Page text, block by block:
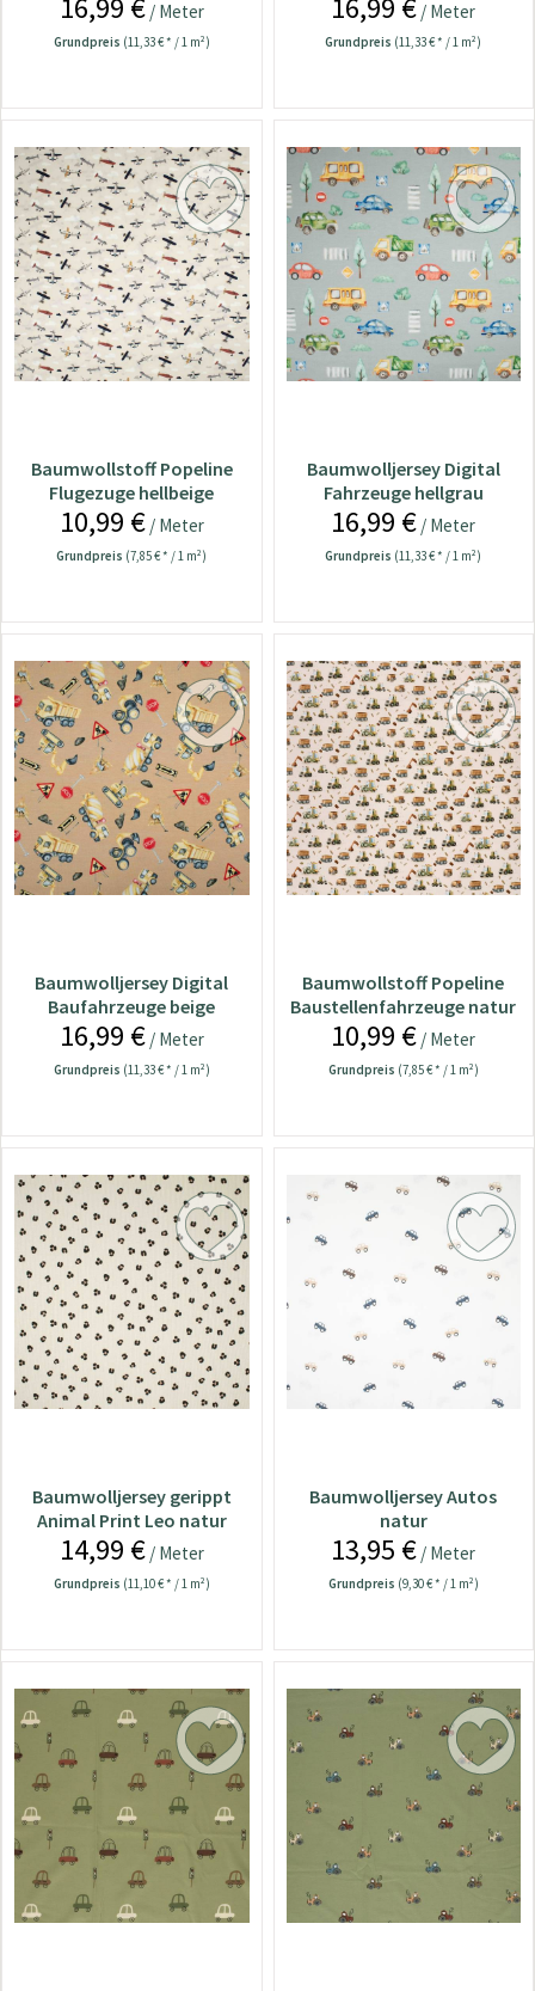
16,99 €/ Meter
Grundpreis (11,33 € * / 1 m²)
16,99 € / Meter
Grundpreis (11,33 € * / 1 m²)
Baumwollstoff Popeline
Flugezuge hellbeige
10,99 €/ Meter
Grundpreis (7,85 € * / 1 m²)
Baumwolljersey Digital
Fahrzeuge hellgrau
16,99 € / Meter
Grundpreis (11,33 € * / 1 m²)
Baumwolljersey Digital
Baufahrzeuge beige
16,99 €/ Meter
Grundpreis (11,33 € * / 1 m²)
Baumwollstoff Popeline
Baustellenfahrzeuge natur
10,99 € / Meter
Grundpreis (7,85 € * / 1 m²)
Baumwolljersey gerippt
Animal Print Leo natur
14,99 €/ Meter
Grundpreis (11,10 € * / 1 m²)
Baumwolljersey Autos
natur
13,95 € / Meter
Grundpreis (9,30 € * / 1 m²)